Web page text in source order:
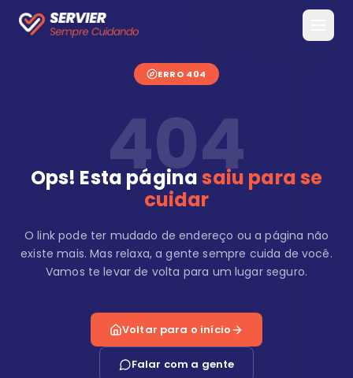
ERRO 404
404
Ops! Esta páginasaiu para se
cuidar
O link pode ter mudado de endereço ou a página não
existe mais. Mas relaxa, a gente sempre cuida de você.
Vamos te levar de volta para um lugar seguro.
Voltar para o início
Falar com a gente